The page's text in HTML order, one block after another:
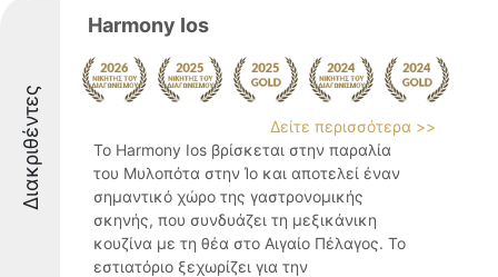
Διακριθέντες
Harmony Ios
Δείτε περισσότερα >>
Το Harmony Ios βρίσκεται στην παραλία
του Μυλοπότα στην Ίο και αποτελεί έναν
σημαντικό χώρο της γαστρονομικής
σκηνής, που συνδυάζει τη μεξικάνικη
κουζίνα με τη θέα στο Αιγαίο Πέλαγος. Το
εστιατόριο ξεχωρίζει για την